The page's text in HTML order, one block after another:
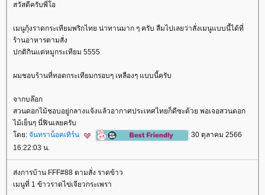
สวัสดีครับพี่โอ
เมนูกุ้งราดกระเทียมพริกไทย น่าทานมาก ๆ ครับ ลืมไปเลยว่าสั่งเมนูแบบนี้ได้ที่
ร้านอาหารตามสั่ง
ปกติกินแต่หมูกระเทียม 5555
ผมชอบร้านที่ทอดกระเทียมกรอบๆ เหลืองๆ แบบนี้ครับ
จากบล๊อก
สวนดอกไม้ชอบอยู่กลางแจ้งแล้วอากาศประเทศไทยก็ดีซะด้วย พอเจอสวนดอก
ไม้เย็นๆ นี่ฟินเลยครับ
ดย: จันทราน็อคเทิร์น
30 ตุลาคม 2566
16:22:03 น.
ส่งการบ้าน FFF#88 ตามสั่ง ราดข้าว
เมนูที่ 1 ข้าวราดไข่เจียวกระเพรา